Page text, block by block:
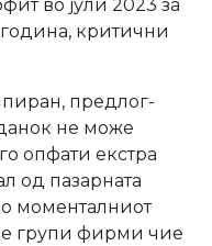
во јули 2023 за
критични
предлог-
не може
опфати екстра
од пазарната
моменталниот
групи фирми чие